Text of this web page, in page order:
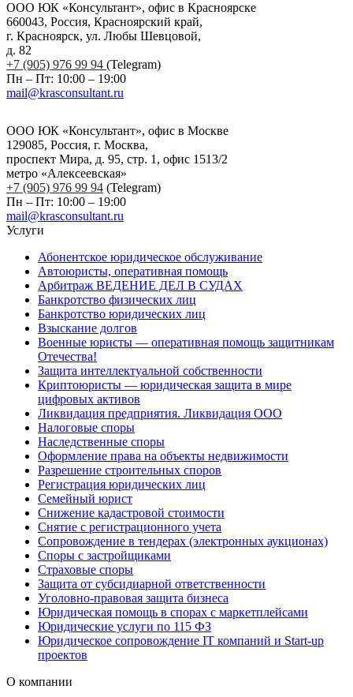
ООО ЮК «Консультант», офис в Красноярске
660043, Россия, Красноярский край,
г. Красноярск, ул. Любы Шевцовой,
д. 82
+7 (905) 976 99 94 (Telegram)
Пн – Пт: 10:00 – 19:00
mail@krasconsultant.ru
ООО ЮК «Консультант», офис в Москве
129085, Россия, г. Москва,
проспект Мира, д. 95, стр. 1, офис 1513/2
метро «Алексеевская»
+7 (905) 976 99 94 (Telegram)
Пн – Пт: 10:00 – 19:00
mail@krasconsultant.ru
Услуги
Абонентское юридическое обслуживание
Автоюристы, оперативная помощь
Арбитраж ВЕДЕНИЕ ДЕЛ В СУДАХ
Банкротство физических лиц
Банкротство юридических лиц
Взыскание долгов
Военные юристы — оперативная помощь защитникам
Отечества!
Защита интеллектуальной собственности
Криптоюристы — юридическая защита в мире
цифровых активов
Ликвидация предприятия. Ликвидация ООО
Налоговые споры
Наследственные споры
Оформление права на объекты недвижимости
Разрешение строительных споров
Регистрация юридических лиц
Семейный юрист
Снижение кадастровой стоимости
Снятие с регистрационного учета
Сопровождение в тендерах (электронных аукционах)
Споры с застройщиками
Страховые споры
Защита от субсидиарной ответственности
Уголовно-правовая защита бизнеса
Юридическая помощь в спорах с маркетплейсами
Юридические услуги по 115 ФЗ
Юридическое сопровождение IT компаний и Start-up
проектов
О компании